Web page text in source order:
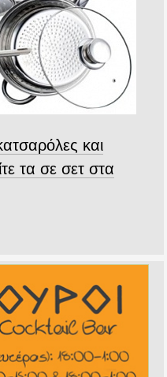
και
τα σε σετ στα